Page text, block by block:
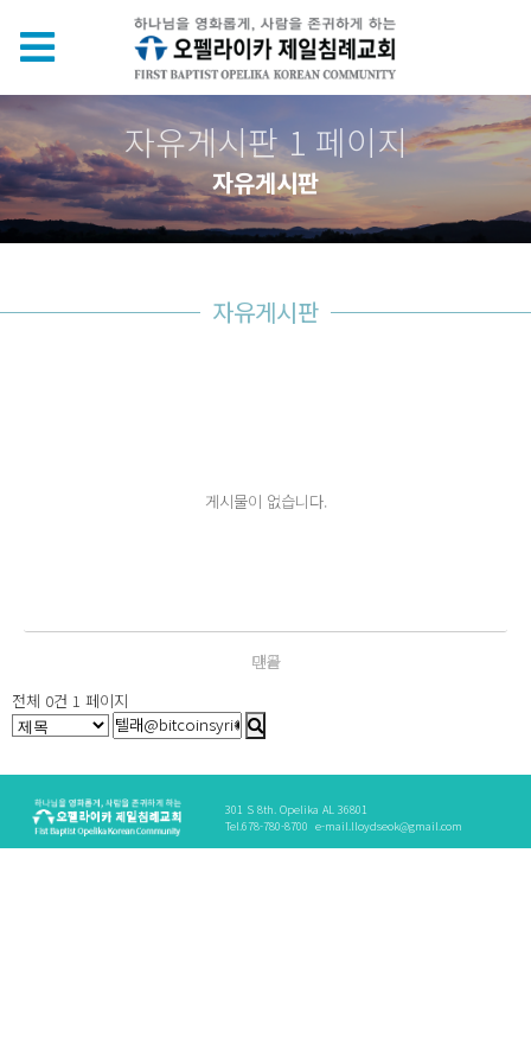
자유게시판 1 페이지
자유게시판
자유게시판
게시물이 없습니다.
다음
전체 0건 1 페이지
301 S 8th. Opelika AL 36801
Tel.678-780-8700 e-mail.lloydseok@gmail.com